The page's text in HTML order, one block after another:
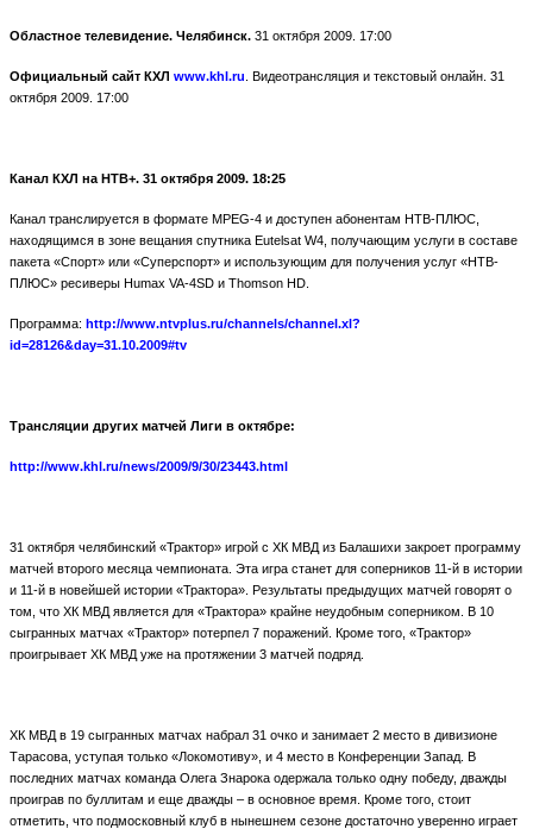
Областное телевидение. Челябинск. 31 октября 2009. 17:00
Официальный сайт КХЛ www.khl.ru . Видеотрансляция и текстовый онлайн. 31
октября 2009. 17:00
Канал КХЛ на НТВ+. 31 октября 2009. 18:25
Канал транслируется в формате MPEG-4 и доступен абонентам НТВ-ПЛЮС,
находящимся в зоне вещания спутника Eutеlsat W4, получающим услуги в составе
пакета «Спорт» или «Суперспорт» и использующим для получения услуг «НТВ-
ПЛЮС» ресиверы Humax VA-4SD и Thomson HD.
Программа: http://www.ntvplus.ru/channels/channel.xl?
id=28126&day=31.10.2009#tv
Трансляции других матчей Лиги в октябре:
http://www.khl.ru/news/2009/9/30/23443.html
31 октября челябинский «Трактор» игрой с ХК МВД из Балашихи закроет программу
матчей второго месяца чемпионата. Эта игра станет для соперников 11-й в истории
и 11-й в новейшей истории «Трактора». Результаты предыдущих матчей говорят о
том, что ХК МВД является для «Трактора» крайне неудобным соперником. В 10
сыгранных матчах «Трактор» потерпел 7 поражений. Кроме того, «Трактор»
проигрывает ХК МВД уже на протяжении 3 матчей подряд.
ХК МВД в 19 сыгранных матчах набрал 31 очко и занимает 2 место в дивизионе
Тарасова, уступая только «Локомотиву», и 4 место в Конференции Запад. В
последних матчах команда Олега Знарока одержала только одну победу, дважды
проиграв по буллитам и еще дважды – в основное время. Кроме того, стоит
отметить, что подмосковный клуб в нынешнем сезоне достаточно уверенно играет